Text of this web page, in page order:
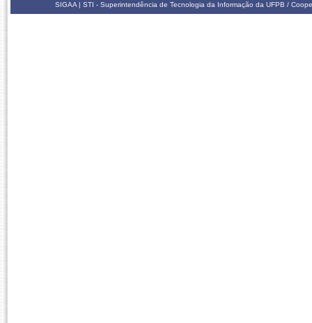
SIGAA | STI - Superintendência de Tecnologia da Informação da UFPB /